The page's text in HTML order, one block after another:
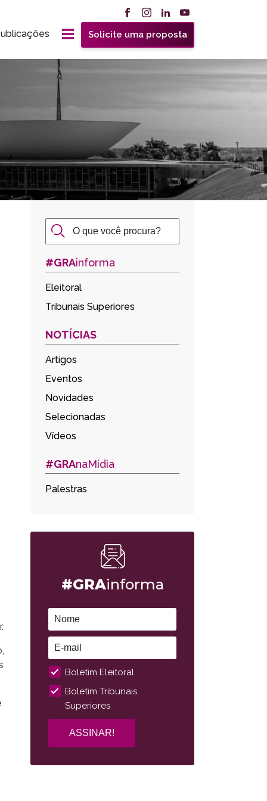
Solicite uma proposta
#GRAinforma
Eleitoral
Tribunais Superiores
NOTÍCIAS
Artigos
Eventos
Novidades
Selecionadas
Vídeos
#GRAnaMídia
Palestras
#GRAinforma
Boletim Eleitoral
Boletim Tribunais
Superiores